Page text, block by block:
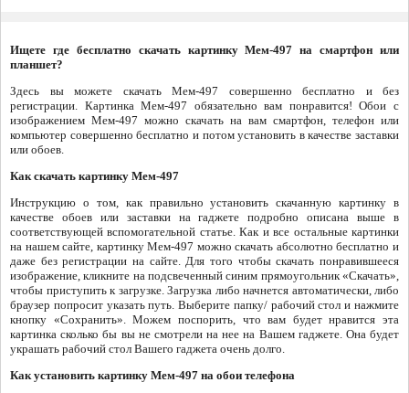
Ищете где бесплатно скачать картинку Мем-497 на смартфон или
планшет?
Здесь вы можете скачать Мем-497 совершенно бесплатно и без
регистрации. Картинка Мем-497 обязательно вам понравится! Обои с
изображением Мем-497 можно скачать на вам смартфон, телефон или
компьютер совершенно бесплатно и потом установить в качестве заставки
или обоев.
Как скачать картинку Мем-497
Инструкцию о том, как правильно установить скачанную картинку в
качестве обоев или заставки на гаджете подробно описана выше в
соответствующей вспомогательной статье. Как и все остальные картинки
на нашем сайте, картинку Мем-497 можно скачать абсолютно бесплатно и
даже без регистрации на сайте. Для того чтобы скачать понравившееся
изображение, кликните на подсвеченный синим прямоугольник «Скачать»,
чтобы приступить к загрузке. Загрузка либо начнется автоматически, либо
браузер попросит указать путь. Выберите папку/ рабочий стол и нажмите
кнопку «Сохранить». Можем поспорить, что вам будет нравится эта
картинка сколько бы вы не смотрели на нее на Вашем гаджете. Она будет
украшать рабочий стол Вашего гаджета очень долго.
Как установить картинку Мем-497 на обои телефона